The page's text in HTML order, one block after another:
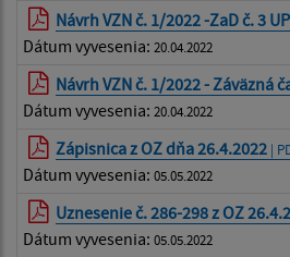
Návrh VZN č. 1/2022 -ZaD č. 3
Dátum vyvesenia: 20.04.2022
Návrh VZN č. 1/2022 - Záväzná
Dátum vyvesenia: 20.04.2022
Zápisnica z OZ dňa 26.4.2022 |
Dátum vyvesenia: 05.05.2022
Uznesenie č. 286-298 z OZ
Dátum vyvesenia: 05.05.2022